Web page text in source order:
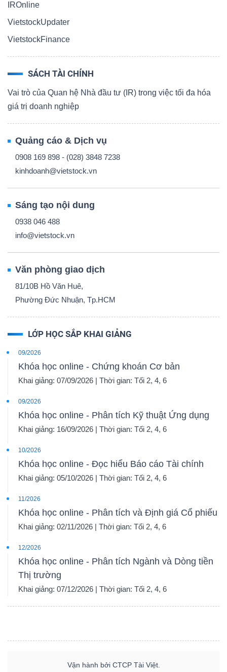
IROnline
VietstockUpdater
VietstockFinance
SÁCH TÀI CHÍNH
Vai trò của Quan hệ Nhà đầu tư (IR) trong việc tối đa hóa
giá trị doanh nghiệp
Quảng cáo & Dịch vụ
0908 169 898 - (028) 3848 7238
kinhdoanh@vietstock.vn
Sáng tạo nội dung
0938 046 488
info@vietstock.vn
Văn phòng giao dịch
81/10B Hồ Văn Huê,
Phường Đức Nhuận, Tp.HCM
LỚP HỌC SẮP KHAI GIẢNG
09/2026
Khóa học online - Chứng khoán Cơ bản
Khai giảng: 07/09/2026 | Thời gian: Tối 2, 4, 6
09/2026
Khóa học online - Phân tích Kỹ thuật Ứng dụng
Khai giảng: 16/09/2026 | Thời gian: Tối 2, 4, 6
10/2026
Khóa học online - Đọc hiểu Báo cáo Tài chính
Khai giảng: 05/10/2026 | Thời gian: Tối 2, 4, 6
11/2026
Khóa học online - Phân tích và Định giá Cổ phiếu
Khai giảng: 02/11/2026 | Thời gian: Tối 2, 4, 6
12/2026
Khóa học online - Phân tích Ngành và Dòng tiền
Thị trường
Khai giảng: 07/12/2026 | Thời gian: Tối 2, 4, 6
Vận hành bởi CTCP Tài Việt.